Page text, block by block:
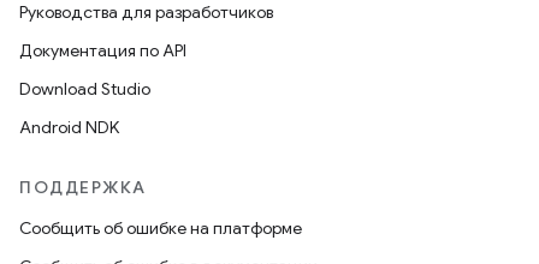
Руководства для разработчиков
Документация по API
Download Studio
Android NDK
ПОДДЕРЖКА
Сообщить об ошибке на платформе